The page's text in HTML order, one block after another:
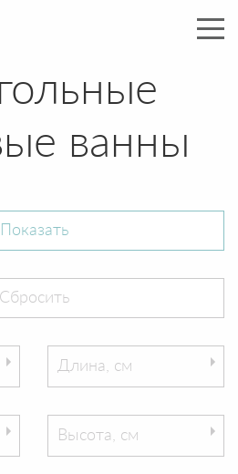
ванны
Длина, см
Высота, см